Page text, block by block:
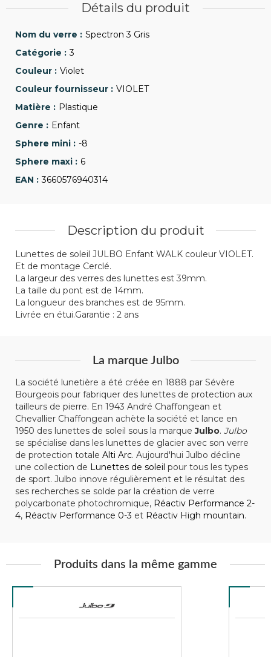
Détails du produit
Spectron 3 Gris
3
Violet
VIOLET
Plastique
Enfant
-8
6
3660576940314
Description du produit
Lunettes de soleil JULBO Enfant WALK couleur VIOLET.
Et de montage Cerclé.
La largeur des verres des lunettes est 39mm.
La taille du pont est de 14mm.
La longueur des branches est de 95mm.
Livrée en étui.Garantie : 2 ans
La marque Julbo
La société lunetière a été créée en 1888 par Sévère
Bourgeois pour fabriquer des lunettes de protection aux
tailleurs de pierre. En 1943 André Chaffongean et
Chevallier Chaffongean achète la société et lance en
1950 des lunettes de soleil sous la marqueJulbo. Julbo
se spécialise dans les lunettes de glacier avec son verre
de protection totale Alti Arc. Aujourd'hui Julbo décline
une collection de Lunettes de soleil pour tous les types
de sport. Julbo innove régulièrement et le résultat des
ses recherches se solde par la création de verre
polycarbonate photochromique, Réactiv Performance 2-
4, Réactiv Performance 0-3 et Réactiv High mountain.
Produits dans la même gamme